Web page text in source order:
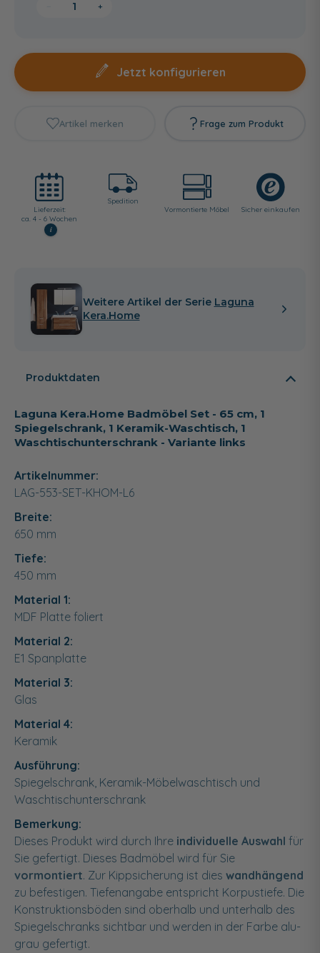
+
Jetzt konfigurieren
Artikel merken Frage zum Produkt
Lieferzeit:
ca. 4 - 6 Wochen
i
Spedition
Vormontierte Möbel
Sicher einkaufen
Weitere Artikel der Serie Laguna
Kera.Home
Produktdaten
Laguna Kera.Home Badmöbel Set - 65 cm, 1
Spiegelschrank, 1 Keramik-Waschtisch, 1
Waschtischunterschrank - Variante links
Artikelnummer:
LAG-553-SET-KHOM-L6
Breite:
650 mm
Tiefe:
450 mm
Material 1:
MDF Platte foliert
Material 2:
E1 Spanplatte
Material 3:
Glas
Material 4:
Keramik
Ausführung:
Spiegelschrank, Keramik-Möbelwaschtisch und
Waschtischunterschrank
Bemerkung:
Dieses Produkt wird durch Ihre individuelle Auswahl für
Sie gefertigt. Dieses Badmöbel wird für Sie
vormontiert. Zur Kippsicherung ist dies wandhängend
zu befestigen. Tiefenangabe entspricht Korpustiefe. Die
Konstruktionsböden sind oberhalb und unterhalb des
Spiegelschranks sichtbar und werden in der Farbe alu-
grau gefertigt.